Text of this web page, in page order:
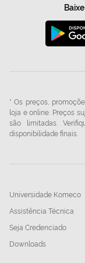
* Os preços,
loja e online. Preços
são limitadas.
disponibilidade finais.
Universidade Komeco
Assistência Técnica
Seja Credenciado
Downloads